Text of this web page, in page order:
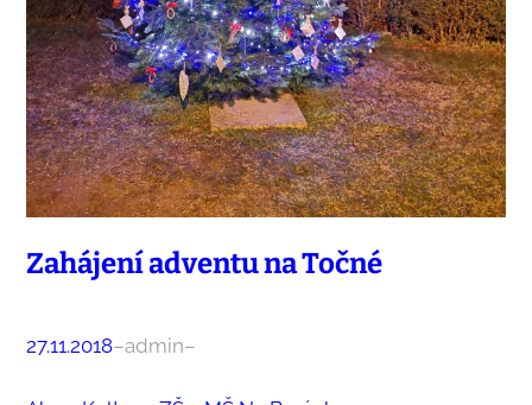
Zahájení adventu na Točné
27.11.2018–admin–